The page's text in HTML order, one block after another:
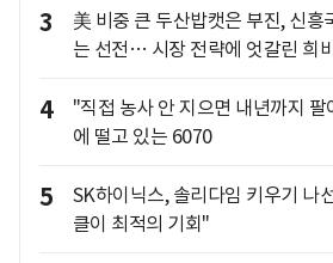
3
美 비중 큰 두산밥캣은 부진, 신흥
는 선전… 시장 전략에 엇갈린 희비
4
"직접 농사 안 지으면 내년까지
에 떨고 있는 6070
5
SK하이닉스, 솔리다임 키우기 나
클이 최적의 기회"